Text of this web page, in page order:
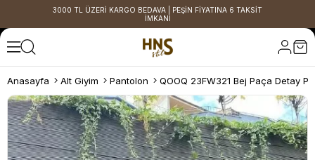
3000 TL ÜZERİ KARGO BEDAVA | PEŞİN FİYATINA 6 TAKSİT
İMKANI
Anasayfa Alt Giyim Pantolon QOOQ 23FW321 Bej Paça Detay